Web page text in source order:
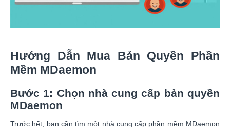
Hướng Dẫn Mua Bản Quyền Phần
Mềm MDaemon
Bước 1: Chọn nhà cung cấp bản quyền
MDaemon
Trước hết, bạn cần tìm một nhà cung cấp phần mềm MDaemon